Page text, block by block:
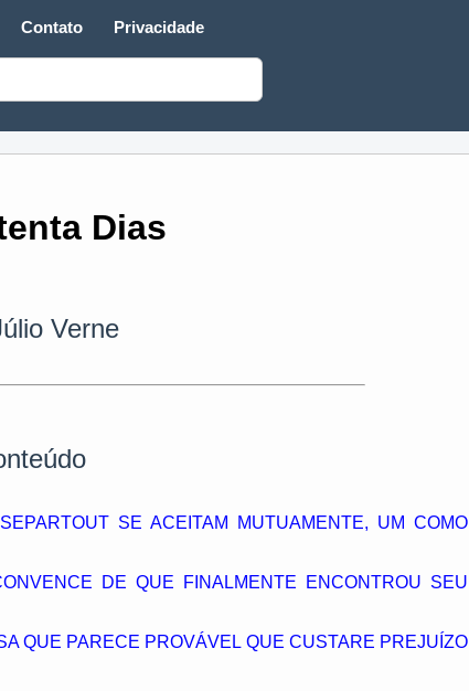
Contato Privacidade
Dias
Verne
SE ACEITAM MUTUAMENTE, UM COMO
DE QUE FINALMENTE ENCONTROU SEU
QUE PARECE PROVÁVEL QUE CUSTARE PREJUÍZO